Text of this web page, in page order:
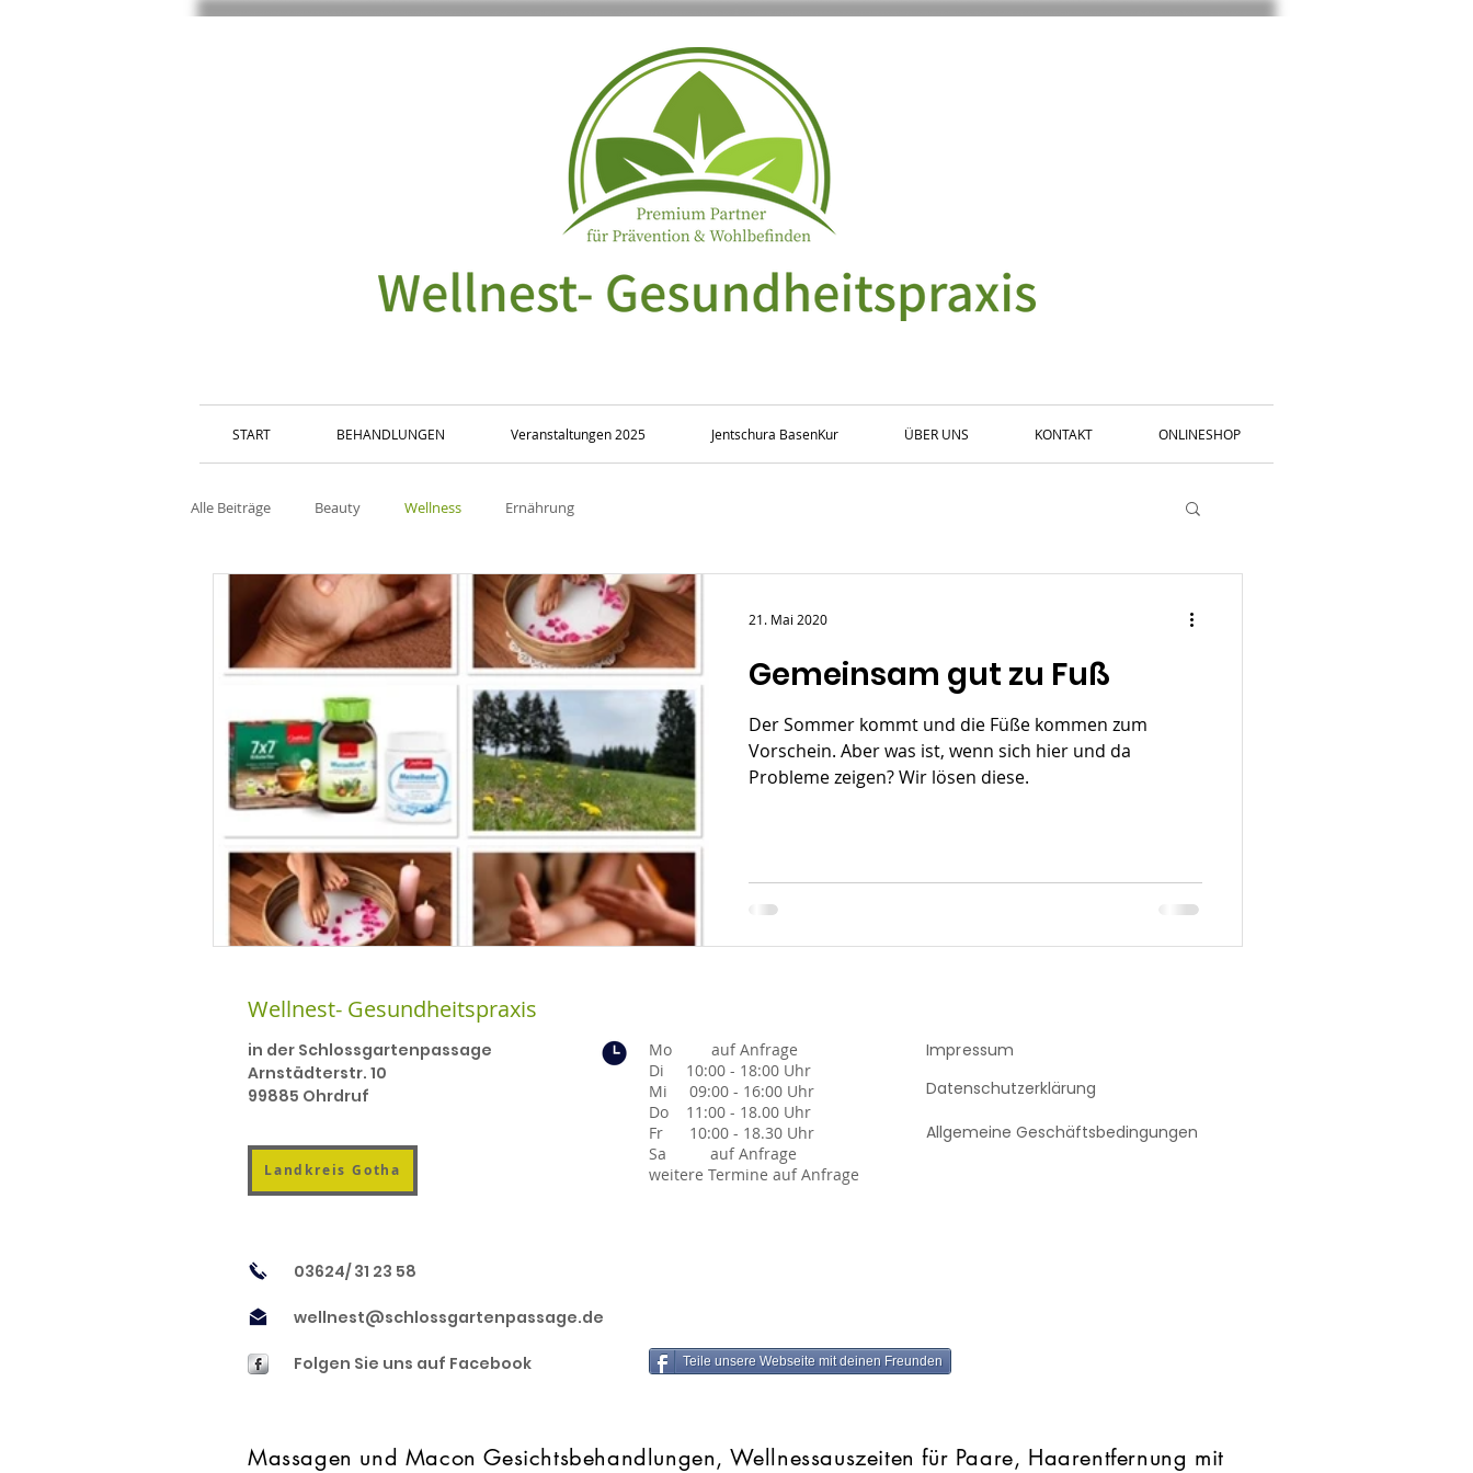
START BEHANDLUNGEN Veranstaltungen 2025 Jentschura BasenKur ÜBER UNS KONTAKT ONLINESHOP
Alle Beiträge Beauty Wellness Ernährung
Gemeinsam gut zu Fuß
Der Sommer kommt und die Füße kommen zum
Vorschein. Aber was ist, wenn sich hier und da
Probleme zeigen? Wir lösen diese.
21. Mai 2020
Wellnest- Gesundheitspraxis
in der Schlossgartenpassage
Arnstädterstr. 10
99885 Ohrdruf
Landkreis Gotha
Mo auf Anfrage
Di 10:00 - 18:00 Uhr
Mi 09:00 - 16:00 Uhr
Do 11:00 - 18.00 Uhr
Fr 10:00 - 18.30 Uhr
Sa auf Anfrage
weitere Termine auf Anfrage
Impressum
Datenschutzerklärung
Allgemeine Geschäftsbedingungen
03624/ 31 23 58
wellnest@schlossgartenpassage.de
Folgen Sie uns auf Facebook Teile unsere Webseite mit deinen Freunden
Massagen und Macon Gesichtsbehandlungen, Wellnessauszeiten für Paare, Haarentfernung mit